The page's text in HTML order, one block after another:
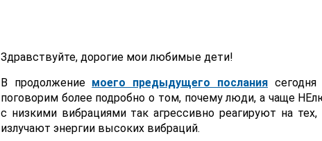
Здравствуйте, дорогие мои любимые дети!
В продолжение моего предыдущего послания
поговорим более подробно о том, почему люди, а чаще
с низкими вибрациями так агрессивно реагируют на тех,
излучают энергии высоких вибраций.